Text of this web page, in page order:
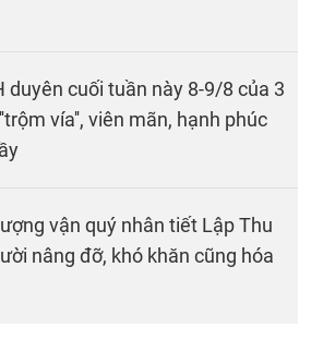
duyên cuối tuần này 8-9/8 của 3
vía'', viên mãn, hạnh phúc
vận quý nhân tiết Lập Thu
nâng đỡ, khó khăn cũng hóa